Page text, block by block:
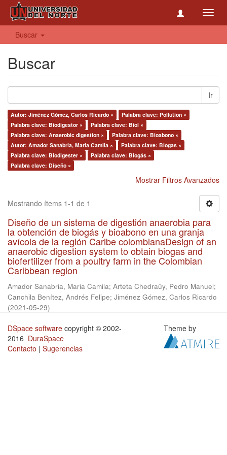
Buscar
Buscar
Ir
Autor: Jiménez Gómez, Carlos Ricardo ×
Palabra clave: Pollution ×
Palabra clave: Biodigestor ×
Palabra clave: Biol ×
Palabra clave: Anaerobic digestion ×
Palabra clave: Bioabono ×
Autor: Amador Sanabria, Maria Camila ×
Palabra clave: Biogas ×
Palabra clave: Biodigester ×
Palabra clave: Biogás ×
Palabra clave: Diseño ×
Mostrar Filtros Avanzados
Mostrando ítems 1-1 de 1
Diseño de un sistema de digestión anaerobia para
la obtención de biogás y bioabono en una granja
avícola de la región Caribe colombianaDesign of an
anaerobic digestion system to obtain biogas and
biofertilizer from a poultry farm in the Colombian
Caribbean region
Amador Sanabria, Maria Camila; Arteta Chedraüy, Pedro Manuel;
Canchila Benítez, Andrés Felipe; Jiménez Gómez, Carlos Ricardo
(2021-05-29)
DSpace software copyright © 2002-
2016 DuraSpace
Contacto | Sugerencias
Theme by